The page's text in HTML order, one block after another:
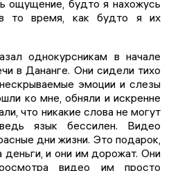
ощущение, будто я нахожусь
то время, как будто я их
однокурсникам в начале
в Дананге. Они сидели тихо
эмоции и слезы
ко мне, обняли и искренне
что никакие слова не могут
язык бессилен. Видео
дни жизни. Это подарок,
деньги, и они им дорожат. Они
видео им просто